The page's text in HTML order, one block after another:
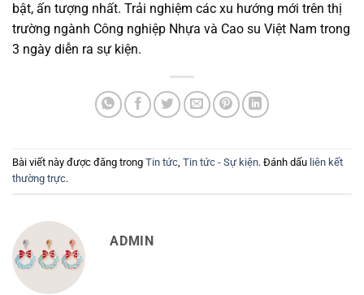
bật, ấn tượng nhất. Trải nghiệm các xu hướng mới trên thị
trường ngành Công nghiệp Nhựa và Cao su Việt Nam trong
3 ngày diễn ra sự kiện.
Bài viết này được đăng trong Tin tức, Tin tức - Sự kiện. Đánh dấu liên kết
thường trực.
ADMIN